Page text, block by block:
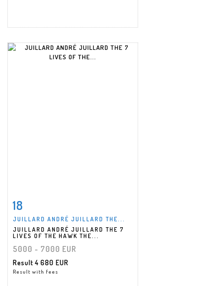
18
JUILLARD ANDRÉ JUILLARD THE...
JUILLARD ANDRÉ JUILLARD THE 7
LIVES OF THE HAWK THE...
5000 - 7000 EUR
Result4 680 EUR
Result with fees